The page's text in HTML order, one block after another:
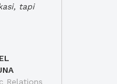
tapi
Relations